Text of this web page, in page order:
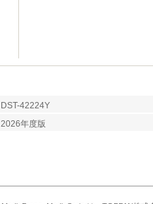
DST-42224Y
2026年度版